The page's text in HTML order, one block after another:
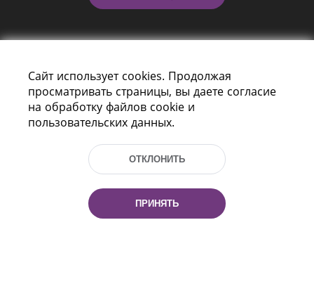
Пр-т Независимости 116
г. Минск, Республика Беларусь, 220114
Тел.: (+375 17) 368 37 37, Факс: (+375 17)
Эл. почта: inbox@nlb.by
Сайт использует cookies. Продолжая
просматривать страницы, вы даете согласие
на обработку файлов cookie и
пользовательских данных.
ОТКЛОНИТЬ
ПРИНЯТЬ